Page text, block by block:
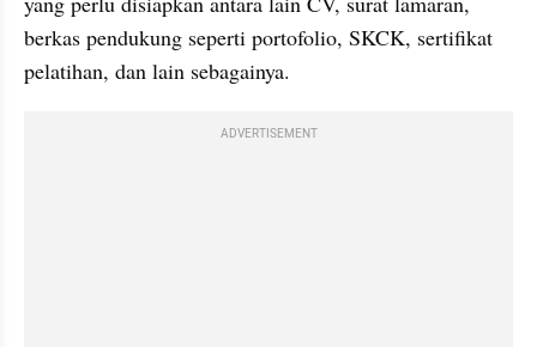
berkas pendukung seperti portofolio, SKCK, sertifikat
pelatihan, dan lain sebagainya.
ADVERTISEMENT